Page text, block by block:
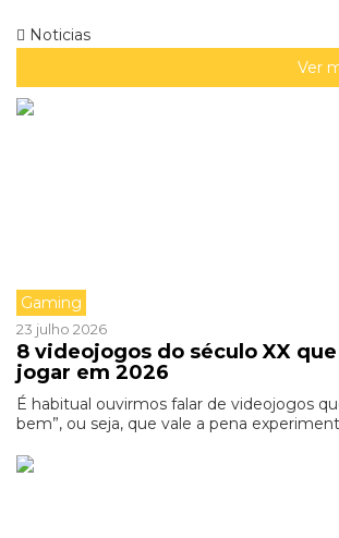
Noticias
Ver
Gaming
23 julho 2026
8 videojogos do século XX
jogar em 2026
É habitual ouvirmos falar de videojogos
bem”, ou seja, que vale a pena